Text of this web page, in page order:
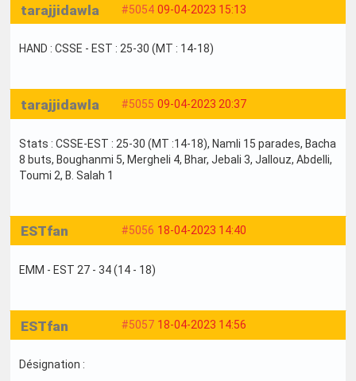
#5054 09-04-2023 15:13
tarajjidawla
HAND : CSSE - EST : 25-30 (MT : 14-18)
#5055 09-04-2023 20:37
tarajjidawla
Stats : CSSE-EST : 25-30 (MT :14-18), Namli 15 parades, Bacha
8 buts, Boughanmi 5, Mergheli 4, Bhar, Jebali 3, Jallouz, Abdelli,
Toumi 2, B. Salah 1
#5056 18-04-2023 14:40
ESTfan
EMM - EST 27 - 34 (14 - 18)
#5057 18-04-2023 14:56
ESTfan
Désignation :